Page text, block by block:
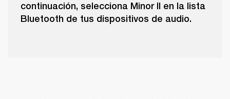
continuación, selecciona Minor II en la lista
Bluetooth de tus dispositivos de audio.